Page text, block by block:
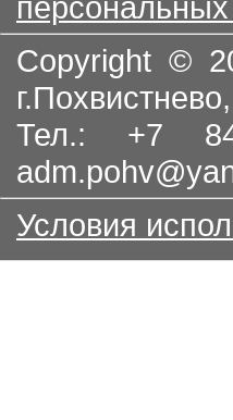
Copyright ©
Тел.: +7
Условия